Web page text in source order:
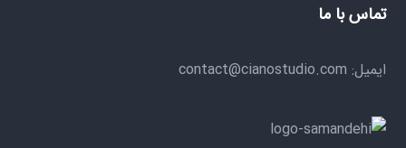
تماس با ما
ایمیل: contact@cianostudio.com